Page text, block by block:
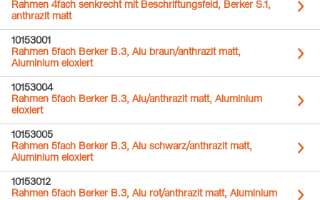
Rahmen 4fach senkrecht mit Beschriftungsfeld, Berker S.1,
anthrazit matt
10153001
Rahmen 5fach Berker B.3, Alu braun/anthrazit matt,
Aluminium eloxiert
10153004
Rahmen 5fach Berker B.3, Alu/anthrazit matt, Aluminium
eloxiert
10153005
Rahmen 5fach Berker B.3, Alu schwarz/anthrazit matt,
Aluminium eloxiert
10153012
Rahmen 5fach Berker B.3, Alu rot/anthrazit matt, Aluminium